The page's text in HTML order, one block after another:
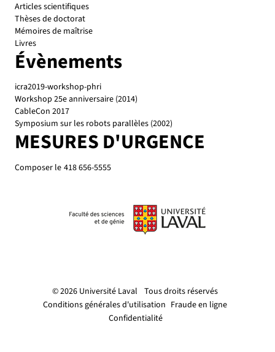
© 2026 Université Laval Tous droits réservés
Conditions générales d'utilisation Fraude en ligne
Confidentialité
Articles scientifiques
Thèses de doctorat
Mémoires de maîtrise
Livres
Évènements
icra2019-workshop-phri
Workshop 25e anniversaire (2014)
CableCon 2017
Symposium sur les robots parallèles (2002)
MESURES D'URGENCE
Composer le 418 656-5555